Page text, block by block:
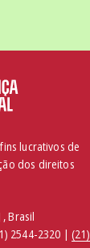
lucrativos de
dos direitos
, Brasil
2544-2320 | (21)